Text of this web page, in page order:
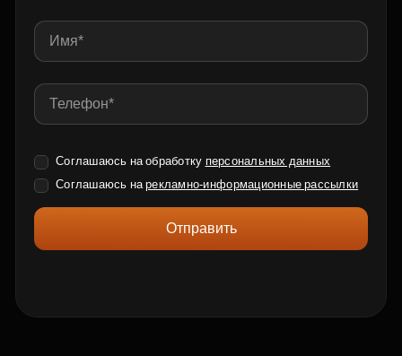
Соглашаюсь на обработку персональных данных
Соглашаюсь нарекламно-информационные рассылки
Отправить